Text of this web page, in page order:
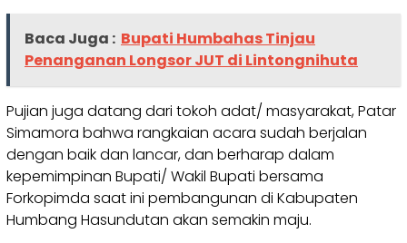
Baca Juga : Bupati Humbahas Tinjau
Penanganan Longsor JUT di Lintongnihuta
Pujian juga datang dari tokoh adat/ masyarakat, Patar
Simamora bahwa rangkaian acara sudah berjalan
dengan baik dan lancar, dan berharap dalam
kepemimpinan Bupati/ Wakil Bupati bersama
Forkopimda saat ini pembangunan di Kabupaten
Humbang Hasundutan akan semakin maju.